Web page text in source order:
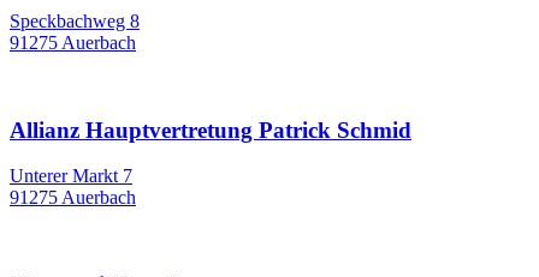
Speckbachweg 8
91275 Auerbach
Allianz Hauptvertretung Patrick Schmid
Unterer Markt 7
91275 Auerbach